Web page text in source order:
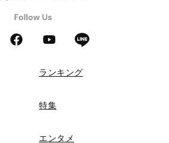
ランキング
特集
エンタメ